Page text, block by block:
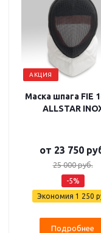
АКЦИЯ
Маска шпага FIE
ALLSTAR
от 23 750
25 000 руб.
-5%
Экономия 1 250
Подробнее